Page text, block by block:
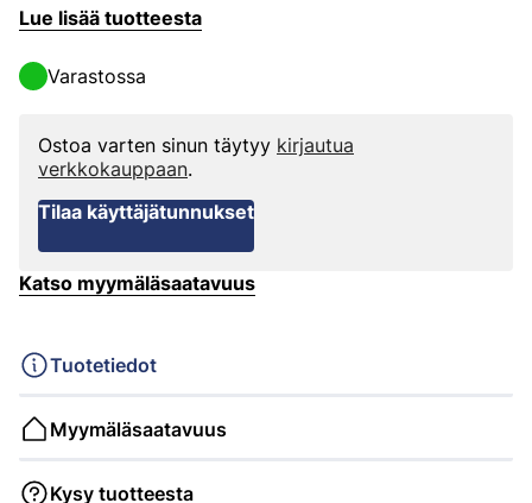
Lue lisää tuotteesta
Varastossa
Ostoa varten sinun täytyy kirjautua
verkkokauppaan.
Tilaa käyttäjätunnukset
Katso myymäläsaatavuus
Tuotetiedot
Myymäläsaatavuus
Kysy tuotteesta